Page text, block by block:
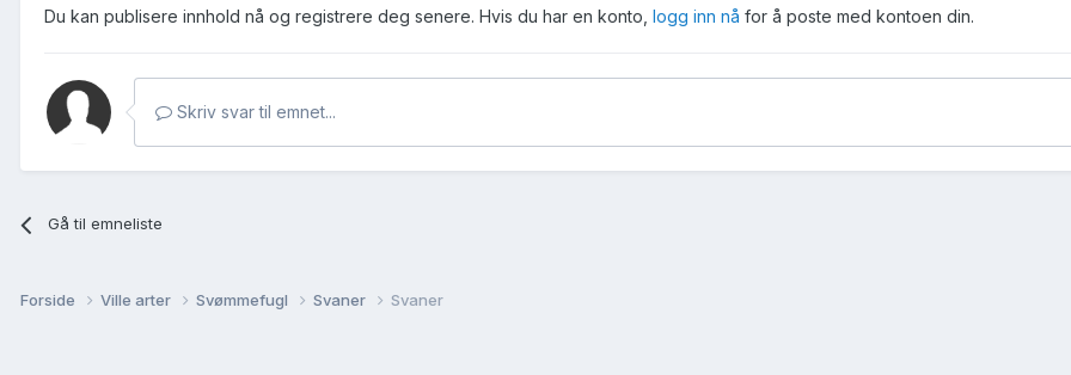
Du kan publisere innhold nå og registrere deg senere. Hvis du har en konto, logg inn nå for å poste med kontoen din.
Skriv svar til emnet...
Gå til emneliste
Forside Ville arter Svømmefugl Svaner Svaner